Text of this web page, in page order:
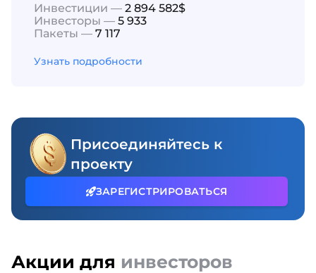
Инвестиции — 2 894 582$
Инвесторы — 5 933
Пакеты — 7 117
Узнать подробности
Присоединяйтесь к
проекту
ЗАРЕГИСТРИРОВАТЬСЯ
Акции для инвесторов